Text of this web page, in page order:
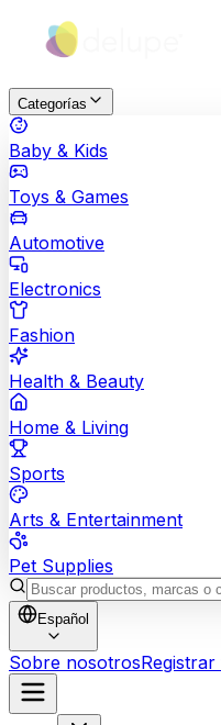
Categorías
Baby & Kids
Toys & Games
Automotive
Electronics
Fashion
Health & Beauty
Home & Living
Sports
Arts & Entertainment
Pet Supplies
Español
Sobre nosotros